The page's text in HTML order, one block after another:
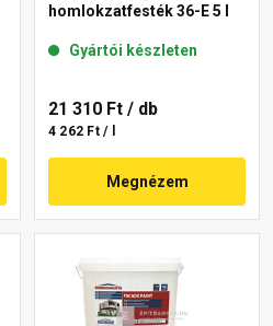
homlokzatfesték 36-E 5 l
Gyártói készleten
21 310 Ft / db
4 262 Ft / l
Megnézem